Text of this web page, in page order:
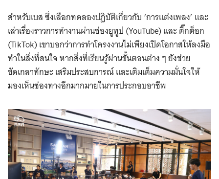
สำหรับเบส ซึ่งเลือกทดลองปฏิบัติเกี่ยวกับ ‘การแต่งเพลง’ และ
เล่าเรื่องราวการทำงานผ่านช่องยูทูป (YouTube) และ ติ๊กต็อก
(TikTok) เขาบอกว่าการทำโครงงานไม่เพียงเปิดโอกาสให้ลงมือ
ทำในสิ่งที่สนใจ หากสิ่งที่เรียนรู้ผ่านขั้นตอนต่าง ๆ ยังช่วย
ขัดเกลาทักษะ เสริมประสบการณ์ และเติมเต็มความมั่นใจให้
มองเห็นช่องทางอีกมากมายในการประกอบอาชีพ